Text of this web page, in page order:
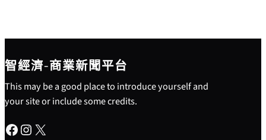
智經濟-商業新聞平台
This may be a good place to introduce yourself and
your site or include some credits.
Facebook Instagram X